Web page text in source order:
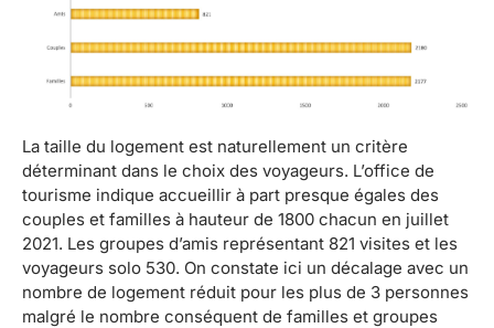
La taille du logement est naturellement un critère
déterminant dans le choix des voyageurs. L’office de
tourisme indique accueillir à part presque égales des
couples et familles à hauteur de 1800 chacun en juillet
2021. Les groupes d’amis représentant 821 visites et les
voyageurs solo 530. On constate ici un décalage avec un
nombre de logement réduit pour les plus de 3 personnes
malgré le nombre conséquent de familles et groupes